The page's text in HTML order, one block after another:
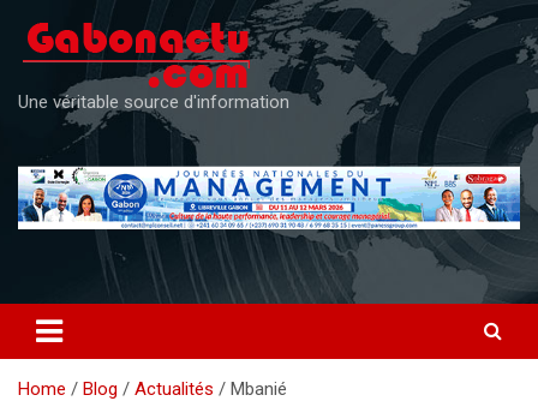
content
Une véritable source d'information
Home Blog Actualités Mbanié